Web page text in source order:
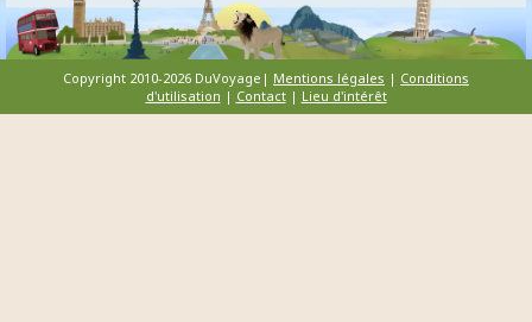
Copyright 2010-2026 DuVoyage| Mentions légales | Conditions
d'utilisation | Contact| Lieu d'intérêt